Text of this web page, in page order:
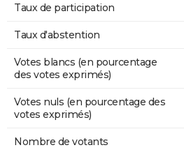
Taux de participation
Taux d'abstention
Votes blancs (en pourcentage
des votes exprimés)
Votes nuls (en pourcentage des
votes exprimés)
Nombre de votants